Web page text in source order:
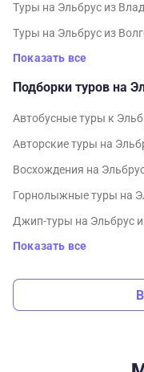
Туры на Эльбрус из
Туры на Эльбрус из
Показать все
Подборки туров на
Автобусные туры к
Авторские туры на
Восхождения на
Горнолыжные туры на
Джип-туры на Эльбрус
Показать все